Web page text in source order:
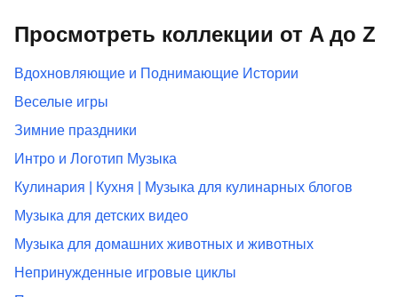
Просмотреть коллекции от A до Z
Вдохновляющие и Поднимающие Истории
Веселые игры
Зимние праздники
Интро и Логотип Музыка
Кулинария | Кухня | Музыка для кулинарных блогов
Музыка для детских видео
Музыка для домашних животных и животных
Непринужденные игровые циклы